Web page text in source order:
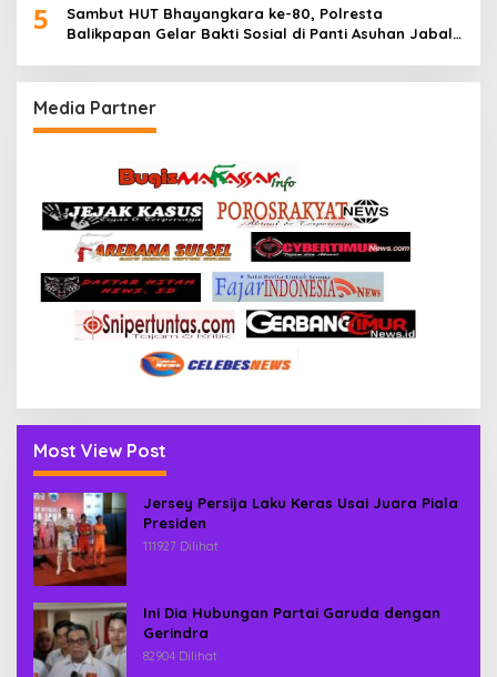
5
Sambut HUT Bhayangkara ke-80, Polresta
Balikpapan Gelar Bakti Sosial di Panti Asuhan Jabal
Media Partner
Most View Post
Jersey Persija Laku Keras Usai Juara Piala
Presiden
111927 Dilihat
Ini Dia Hubungan Partai Garuda dengan
Gerindra
82904 Dilihat